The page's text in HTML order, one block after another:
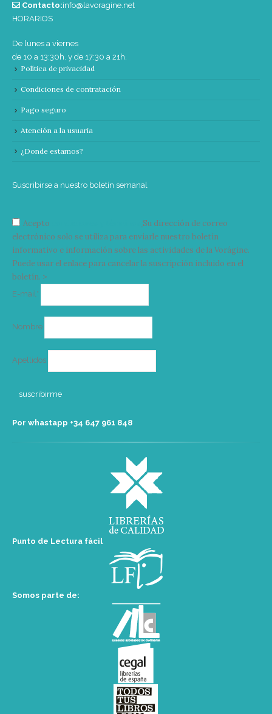
Contacto:info@lavoragine.net
HORARIOS
De lunes a viernes
de 10 a 13:30h. y de 17:30 a 21h.
Política de privacidad
Condiciones de contratación
Pago seguro
Atención a la usuaria
¿Donde estamos?
Suscribirse a nuestro boletín semanal
Acepto
Su dirección de correo
electrónico solo se utiliza para enviarle nuestro boletín
informativo e información sobre las actividades de la Vorágine.
Puede usar el enlace para cancelar la suscripción incluido en el
boletín. >
E-mail*
Nombre
Apellidos
Por whastapp +34 ‭647 961 848‬
Punto de Lectura fácil
Somos parte de: